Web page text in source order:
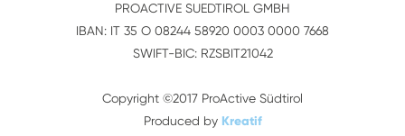
PROACTIVE SUEDTIROL GMBH
IBAN: IT 35 O 08244 58920 0003 0000 7668
SWIFT-BIC: RZSBIT21042
Copyright ©2017 ProActive Südtirol
Produced by Kreatif